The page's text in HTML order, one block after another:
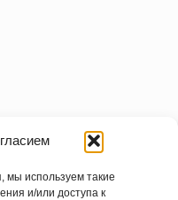
мы используем такие
и/или доступа к